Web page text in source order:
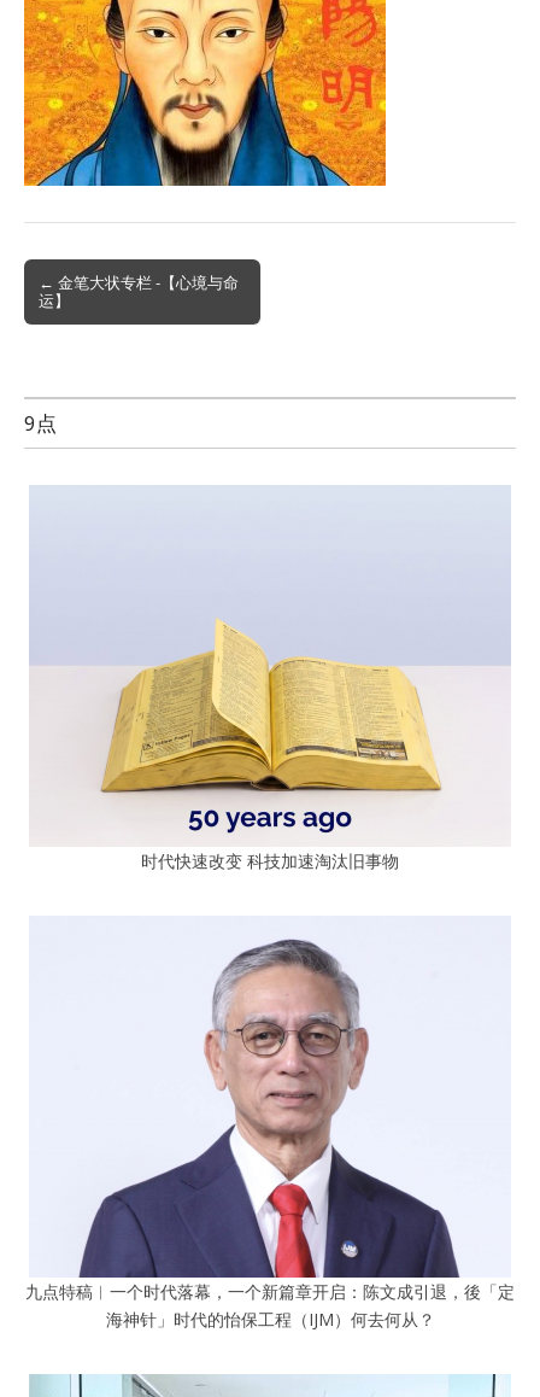
Post
navigation
← 金笔大状专栏 -【心境与命
运】
9点
时代快速改变 科技加速淘汰旧事物
九点特稿︱一个时代落幕，一个新篇章开启：陈文成引退，後「定
海神针」时代的怡保工程（IJM）何去何从？